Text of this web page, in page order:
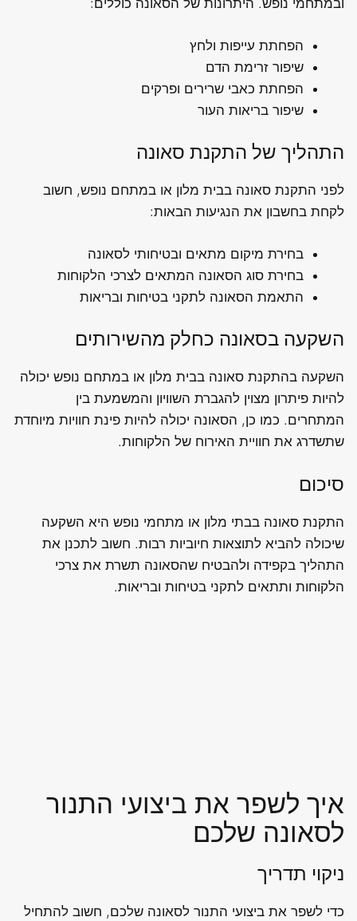
ובמתחמי נופש. היתרונות של הסאונה כוללים:
הפחתת עייפות ולחץ
שיפור זרימת הדם
הפחתת כאבי שרירים ופרקים
שיפור בריאות העור
התהליך של התקנת סאונה
לפני התקנת סאונה בבית מלון או במתחם נופש, חשוב
לקחת בחשבון את הנגיעות הבאות:
בחירת מיקום מתאים ובטיחותי לסאונה
בחירת סוג הסאונה המתאים לצרכי הלקוחות
התאמת הסאונה לתקני בטיחות ובריאות
השקעה בסאונה כחלק מהשירותים
השקעה בהתקנת סאונה בבית מלון או במתחם נופש יכולה
להיות פיתרון מצוין להגברת השוויון והמשמעת בין
המתחרים. כמו כן, הסאונה יכולה להיות פינת חוויות מיוחדת
שתשדרג את חוויית האירוח של הלקוחות.
סיכום
התקנת סאונה בבתי מלון או מתחמי נופש היא השקעה
שיכולה להביא לתוצאות חיוביות רבות. חשוב לתכנן את
התהליך בקפידה ולהבטיח שהסאונה תשרת את צרכי
הלקוחות ותתאים לתקני בטיחות ובריאות.
איך לשפר את ביצועי התנור
לסאונה שלכם
ניקוי תדריך
כדי לשפר את ביצועי התנור לסאונה שלכם, חשוב להתחיל